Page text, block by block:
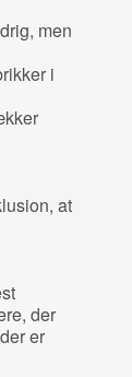
men
i
at
der
er